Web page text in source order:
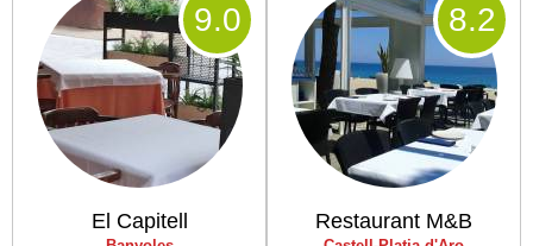
El Capitell
9.0
Restaurant M&B
8.2